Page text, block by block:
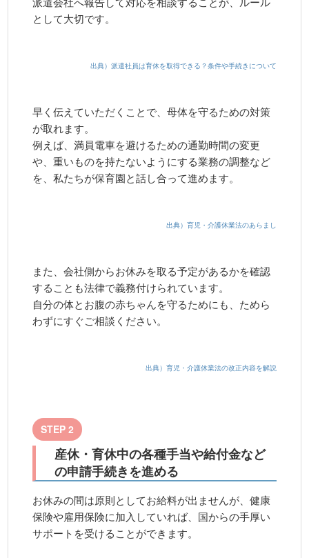
として大切です。
出典）派遣社員は育休を取得できる？条件や手続きについて
早く伝えていただくことで、母体を守るための対策
が取れます。
例えば、満員電車を避けるための通勤時間の変更
や、重いものを持たないようにする業務の調整など
を、私たちが保育園と話し合って進めます。
出典）育児・介護休業法のあらまし
また、会社側からお休みを取る予定があるかを確認
することも法律で義務付けられています。
自分の体とお腹の赤ちゃんを守るためにも、ためら
わずにすぐご相談ください。
出典）育児・介護休業法の改正内容を解説
STEP 2
産休・育休中の各種手当や給付金など
の申請手続きを進める
お休みの間は原則としてお給料が出ませんが、健康
保険や雇用保険に加入していれば、国からの手厚い
サポートを受けることができます。